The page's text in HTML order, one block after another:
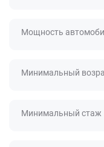
Мощность
Минимальный
Минимальный стаж